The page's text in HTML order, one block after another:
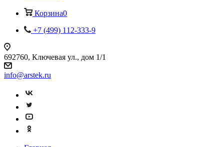
Корзина0
+7 (499) 112-333-9
692760, Ключевая ул., дом 1/1
info@arstek.ru